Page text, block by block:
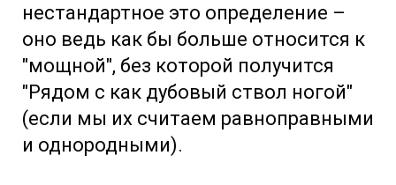
нестандартное это определение –
оно ведь как бы больше относится к
"мощной", без которой получится
"Рядом с как дубовый ствол ногой"
(если мы их считаем равноправными
и однородными).